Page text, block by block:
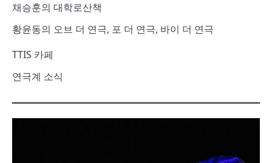
채승훈의 대학로산책
황윤동의 오브 더 연극, 포 더 연극, 바이 더 연극
TTIS 카페
연극계 소식